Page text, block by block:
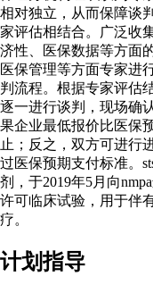
相对独立，从而保障谈
家评估相结合。广泛收
济性、医保数据等方面
医保管理等方面专家进
判流程。根据专家评估
逐一进行谈判，现场确
果企业最低报价比医保
止；反之，双方可进行
过医保预期支付标准。
剂，于2019年5月向
许可临床试验，用于伴
疗。
计划指导